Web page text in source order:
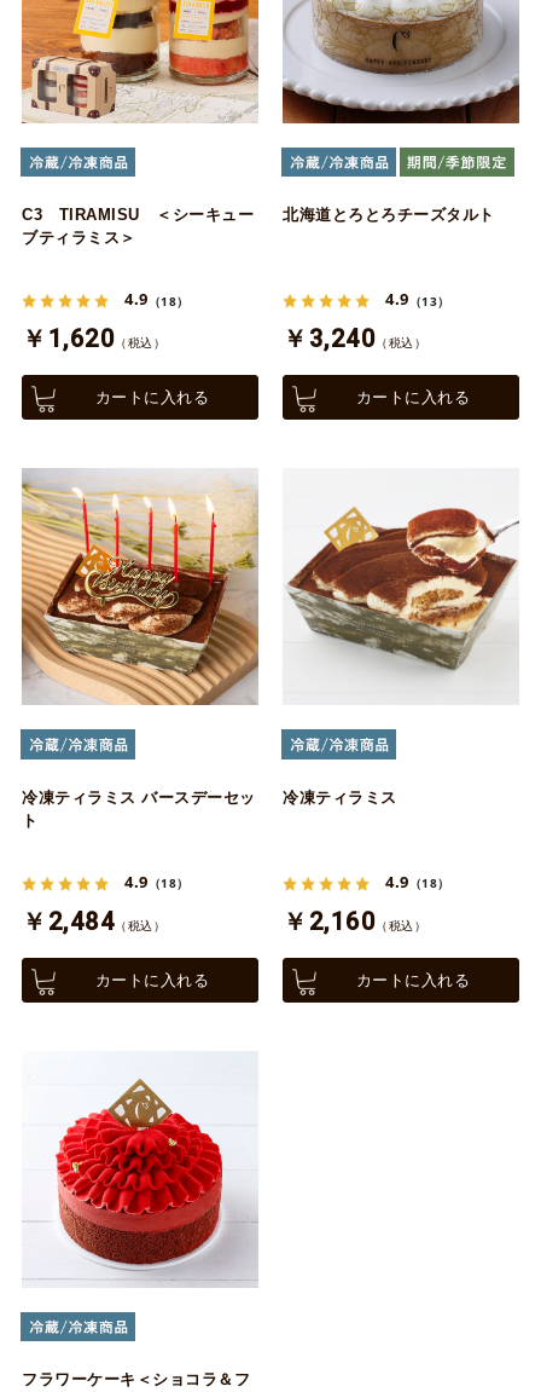
C3 TIRAMISU ＜シーキュー
ブティラミス＞
4.9 （18）
￥1,620 （税込）
カートに入れる
北海道とろとろチーズタルト
4.9 （13）
￥3,240 （税込）
カートに入れる
冷凍ティラミス バースデーセッ
ト
4.9 （18）
￥2,484 （税込）
カートに入れる
冷凍ティラミス
4.9 （18）
￥2,160 （税込）
カートに入れる
フラワーケーキ＜ショコラ＆フ